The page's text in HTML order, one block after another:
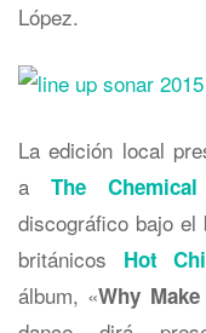
López.
La edición local
a The
discográfico bajo el
británicos Hot
álbum, «Why